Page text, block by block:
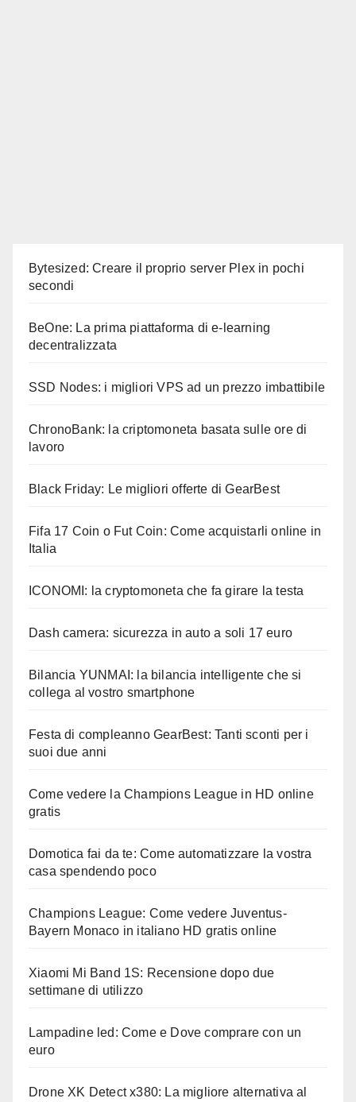
Bytesized: Creare il proprio server Plex in pochi
secondi
BeOne: La prima piattaforma di e-learning
decentralizzata
SSD Nodes: i migliori VPS ad un prezzo imbattibile
ChronoBank: la criptomoneta basata sulle ore di
lavoro
Black Friday: Le migliori offerte di GearBest
Fifa 17 Coin o Fut Coin: Come acquistarli online in
Italia
ICONOMI: la cryptomoneta che fa girare la testa
Dash camera: sicurezza in auto a soli 17 euro
Bilancia YUNMAI: la bilancia intelligente che si
collega al vostro smartphone
Festa di compleanno GearBest: Tanti sconti per i
suoi due anni
Come vedere la Champions League in HD online
gratis
Domotica fai da te: Come automatizzare la vostra
casa spendendo poco
Champions League: Come vedere Juventus-
Bayern Monaco in italiano HD gratis online
Xiaomi Mi Band 1S: Recensione dopo due
settimane di utilizzo
Lampadine led: Come e Dove comprare con un
euro
Drone XK Detect x380: La migliore alternativa al